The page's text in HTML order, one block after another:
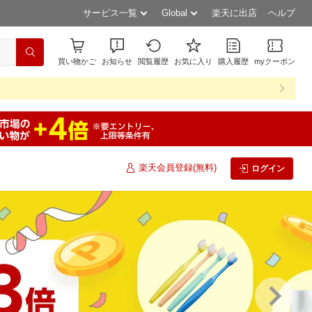
サービス一覧 Global 楽天に出店 ヘルプ
買い物かご お知らせ 閲覧履歴 お気に入り 購入履歴 myクーポン
楽天会員登録(無料) ログイン